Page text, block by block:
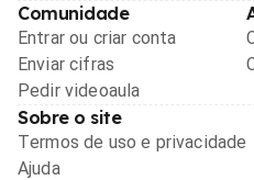
Comunidade
Entrar ou criar conta
Enviar cifras
Pedir videoaula
Sobre o site
Termos de uso e privacidade
Ajuda